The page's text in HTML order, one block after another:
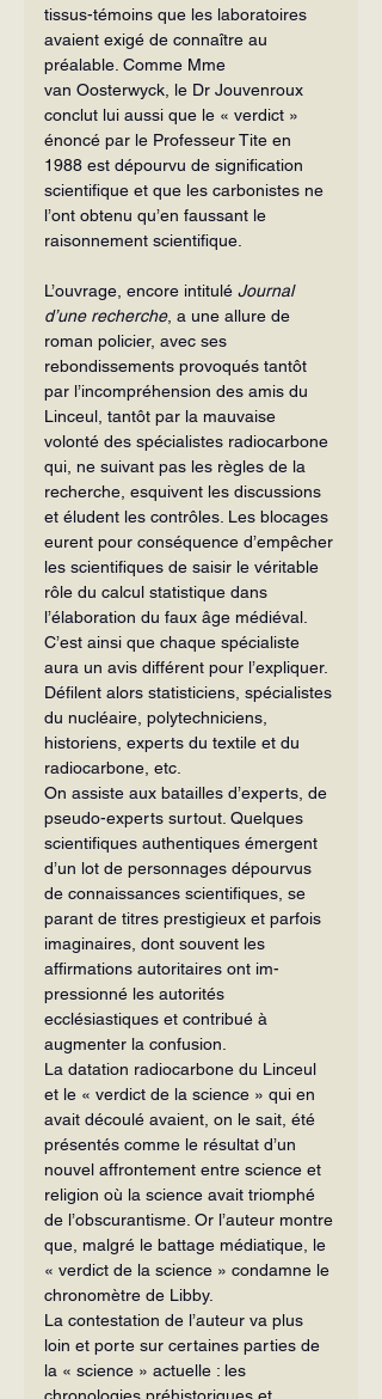
tissus-témoins que les laboratoires
avaient exigé de connaître au
préalable. Comme Mme
van Oosterwyck, le Dr Jouvenroux
conclut lui aussi que le « verdict »
énoncé par le Professeur Tite en
1988 est dé­pourvu de signification
scientifique et que les carbonistes ne
l’ont obtenu qu’en faussant le
raisonnement scientifique.
L’ouvrage, encore intitulé Journal
d’une recherche, a une allure de
roman policier, avec ses
rebondissements provoqués tan­tôt
par l’incompréhension des amis du
Linceul, tantôt par la mauvaise
volonté des spécialistes radiocarbone
qui, ne sui­vant pas les règles de la
recherche, esqui­vent les discussions
et éludent les contrôles. Les blocages
eurent pour conséquence d’empêcher
les scientifiques de saisir le véritable
rôle du calcul statis­tique dans
l’élaboration du faux âge mé­diéval.
C’est ainsi que chaque spécialiste
aura un avis différent pour l’expliquer.
Défilent alors statisticiens, spécialistes
du nucléaire, polytechniciens,
historiens, ex­perts du textile et du
radiocarbone, etc.
On assiste aux batailles d’experts, de
pseudo-experts surtout. Quelques
scienti­fiques authentiques émergent
d’un lot de personnages dépourvus
de connaissances scientifiques, se
parant de titres presti­gieux et parfois
imaginaires, dont sou­vent les
affirmations autoritaires ont im­
pressionné les autorités
ecclésiastiques et contribué à
augmenter la confusion.
La datation radiocarbone du Linceul
et le « verdict de la science » qui en
avait découlé avaient, on le sait, été
présentés comme le résultat d’un
nouvel affronte­ment entre science et
religion où la science avait triomphé
de l’obscuran­tisme. Or l’auteur montre
que, malgré le battage médiatique, le
« verdict de la science » condamne le
chronomètre de Libby.
La contestation de l’auteur va plus
loin et porte sur certaines parties de
la « science » actuelle : les
chronologies pré­historiques et